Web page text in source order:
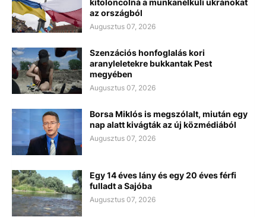
az országból
Augusztus 07, 2026
Szenzációs honfoglalás kori
aranyleletekre bukkantak Pest
megyében
Augusztus 07, 2026
Borsa Miklós is megszólalt, miután egy
nap alatt kivágták az új közmédiából
Augusztus 07, 2026
Egy 14 éves lány és egy 20 éves férfi
fulladt a Sajóba
Augusztus 07, 2026